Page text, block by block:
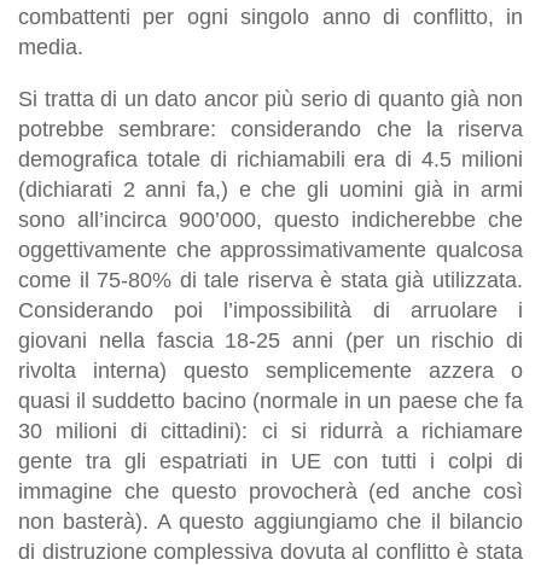
combattenti per ogni singolo anno di conflitto, in
media.
Si tratta di un dato ancor più serio di quanto già non
potrebbe sembrare: considerando che la riserva
demografica totale di richiamabili era di 4.5 milioni
(dichiarati 2 anni fa,) e che gli uomini già in armi
sono all’incirca 900’000, questo indicherebbe che
oggettivamente che approssimativamente qualcosa
come il 75-80% di tale riserva è stata già utilizzata.
Considerando poi l’impossibilità di arruolare i
giovani nella fascia 18-25 anni (per un rischio di
rivolta interna) questo semplicemente azzera o
quasi il suddetto bacino (normale in un paese che fa
30 milioni di cittadini): ci si ridurrà a richiamare
gente tra gli espatriati in UE con tutti i colpi di
immagine che questo provocherà (ed anche così
non basterà). A questo aggiungiamo che il bilancio
di distruzione complessiva dovuta al conflitto è stata